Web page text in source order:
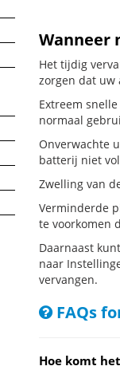
Wanneer
Het tijdig
zorgen dat uw
Extreem
normaal
Onverwachte
batterij niet
Zwelling van
Verminderde
te voorkomen
Daarnaast
naar
vervangen.
FAQs
Hoe komt